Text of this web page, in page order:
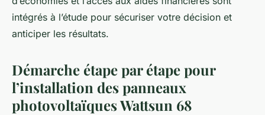
intégrés à l’étude pour sécuriser votre décision et
anticiper les résultats.
Démarche étape par étape pour
l’installation des panneaux
photovoltaïques Wattsun 68